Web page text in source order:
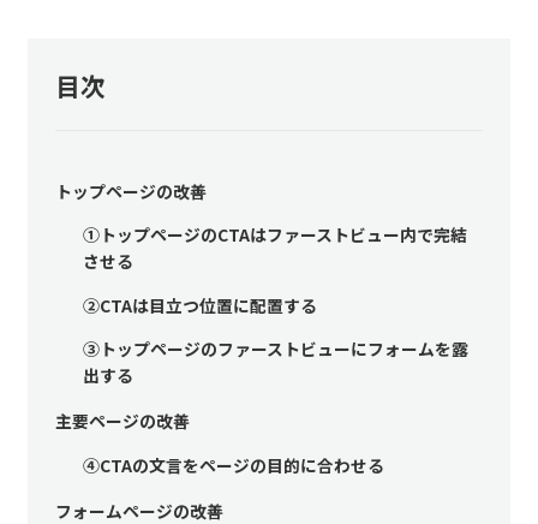
目次
トップページの改善
①トップページのCTAはファーストビュー内で完結
させる
②CTAは目立つ位置に配置する
③トップページのファーストビューにフォームを露
出する
主要ページの改善
④CTAの文言をページの目的に合わせる
フォームページの改善